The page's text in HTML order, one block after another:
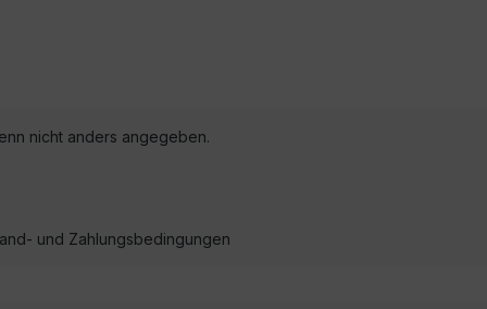
nicht anders angegeben.
und Zahlungsbedingungen